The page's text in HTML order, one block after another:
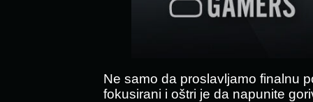
Ne samo da proslavljamo finalnu
fokusirani i oštri je da napunite